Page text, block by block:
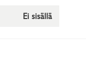
Ei sisällä